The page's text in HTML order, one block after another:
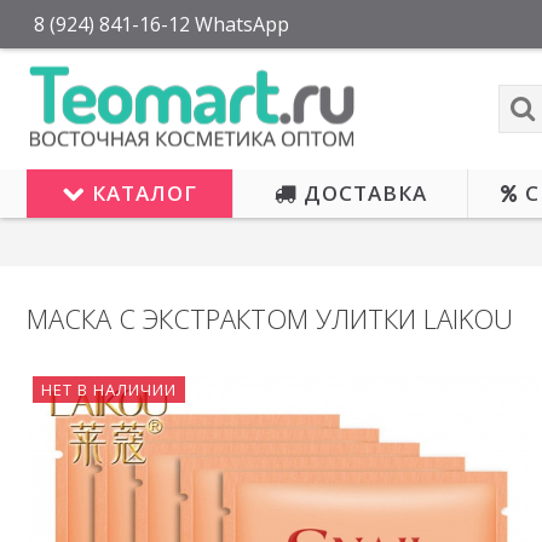
8 (924) 841-16-12 WhatsApp
КАТАЛОГ ДОСТАВКА
МАСКА С ЭКСТРАКТОМ УЛИТКИ LAIKOU
НЕТ В НАЛИЧИИ